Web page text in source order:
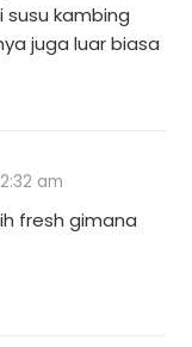
susu kambing
juga luar biasa
am
fresh gimana